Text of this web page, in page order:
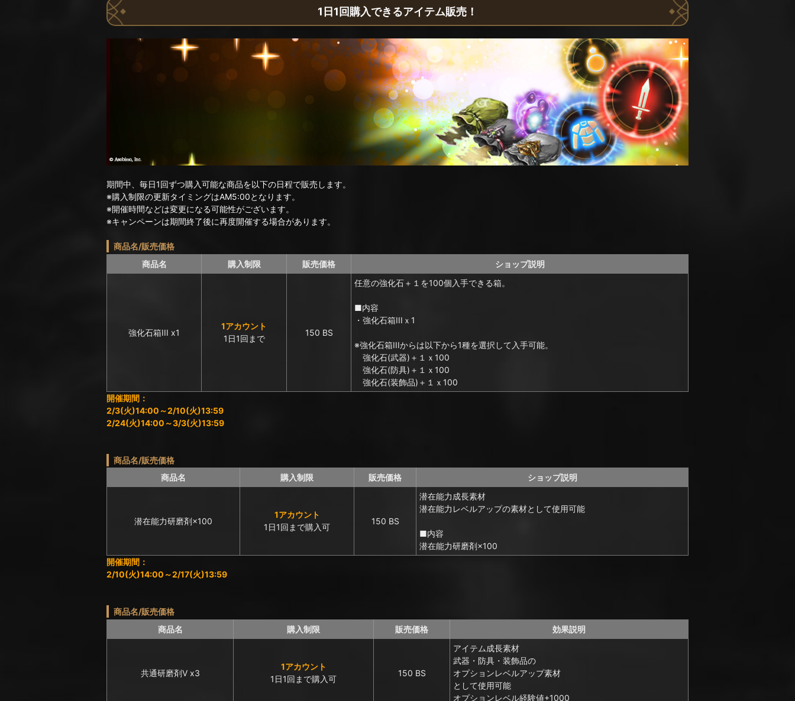
1日1回購入できるアイテム販売！
期間中、毎日1回ずつ購入可能な商品を以下の日程で販売します。
※購入制限の更新タイミングはAM5:00となります。
※開催時間などは変更になる可能性がございます。
※キャンペーンは期間終了後に再度開催する場合があります。
商品名/販売価格
商品名
購入制限 販売価格 ショップ説明
強化石箱III x1
1アカウント
1日1回まで
150 BS
任意の強化石＋１を100個入手できる箱。
■内容
・強化石箱IIIｘ1
※強化石箱IIIからは以下から1種を選択して入手可能。
強化石(武器)＋１ｘ100
強化石(防具)＋１ｘ100
強化石(装飾品)＋１ｘ100
開催期間：
2/3(火)14:00～2/10(火)13:59
2/24(火)14:00～3/3(火)13:59
商品名/販売価格
商品名
購入制限 販売価格 ショップ説明
潜在能力研磨剤×100
1アカウント
1日1回まで購入可
150 BS
潜在能力成長素材
潜在能力レベルアップの素材として使用可能
■内容
潜在能力研磨剤×100
開催期間：
2/10(火)14:00～2/17(火)13:59
商品名/販売価格
商品名
購入制限 販売価格 効果説明
共通研磨剤Ⅴ x3
1アカウント
1日1回まで購入可
150 BS
アイテム成長素材
武器・防具・装飾品の
オプションレベルアップ素材
として使用可能
オプションレベル経験値+1000